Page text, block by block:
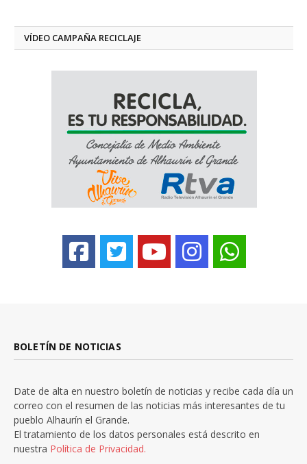
VÍDEO CAMPAÑA RECICLAJE
BOLETÍN DE NOTICIAS
Date de alta en nuestro boletín de noticias y recibe cada día un
correo con el resumen de las noticias más interesantes de tu
pueblo Alhaurín el Grande.
El tratamiento de los datos personales está descrito en
nuestra Política de Privacidad.